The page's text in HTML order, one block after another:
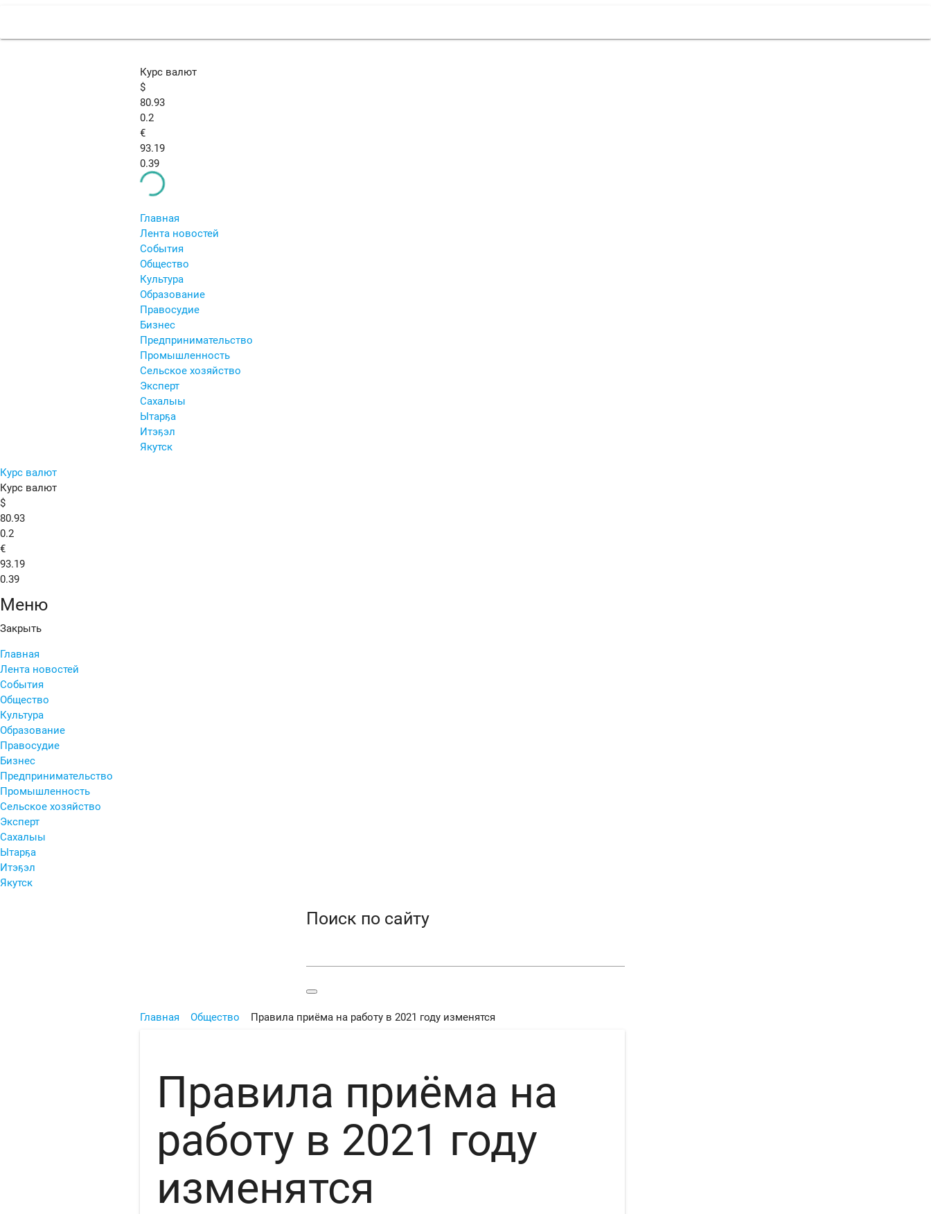
Курс валют
$
80.93
0.2
€
93.19
0.39
Главная
Лента новостей
События
Общество
Культура
Образование
Правосудие
Бизнес
Предпринимательство
Промышленность
Сельское хозяйство
Эксперт
Сахалыы
Ытарҕа
Итэҕэл
Якутск
Курс валют
Курс валют
$
80.93
0.2
€
93.19
0.39
Меню
Закрыть
Главная
Лента новостей
События
Общество
Культура
Образование
Правосудие
Бизнес
Предпринимательство
Промышленность
Сельское хозяйство
Эксперт
Сахалыы
Ытарҕа
Итэҕэл
Якутск
Поиск по сайту
Главная Общество Правила приёма на работу в 2021 году изменятся
Правила приёма на
работу в 2021 году
изменятся